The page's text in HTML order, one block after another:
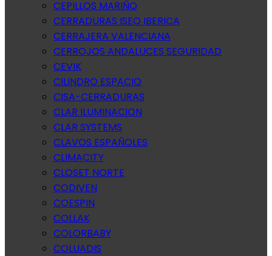
CEPILLOS MARIÑO
CERRADURAS ISEO IBERICA
CERRAJERA VALENCIANA
CERROJOS ANDALUCES SEGURIDAD
CEVIK
CILINDRO ESPACIO
CISA-CERRADURAS
CLAR ILUMINACION
CLAR SYSTEMS
CLAVOS ESPAÑOLES
CLIMACITY
CLOSET NORTE
CODIVEN
COESPIN
COLLAK
COLORBABY
COLUADIS